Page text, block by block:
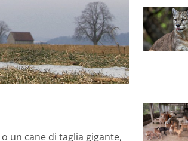
o un cane di taglia gigante,